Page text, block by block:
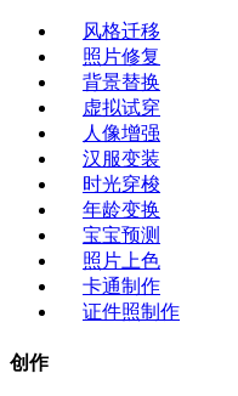
风格迁移
照片修复
背景替换
虚拟试穿
人像增强
汉服变装
时光穿梭
年龄变换
宝宝预测
照片上色
卡通制作
证件照制作
创作